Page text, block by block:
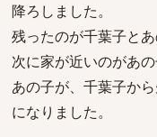
降ろしました。
残ったのが千葉子とあ
次に家が近いのがあ
あの子が、千葉子か
になりました。